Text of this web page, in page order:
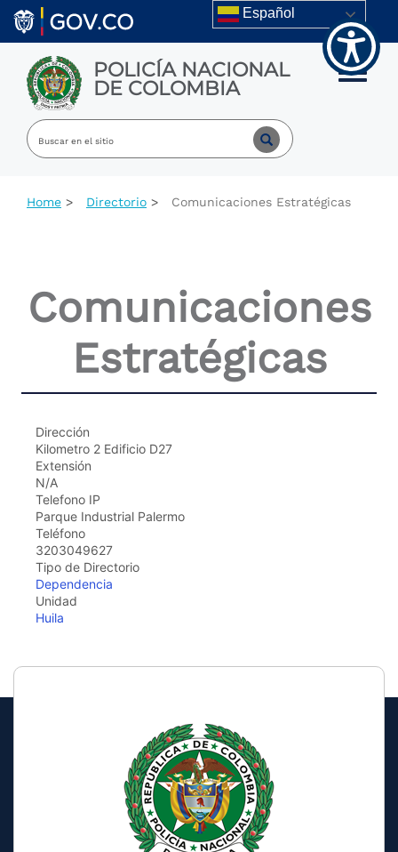
Skip to main content Español
POLICÍA NACIONAL
DE COLOMBIA Toggle
Home Directorio Comunicaciones Estratégicas
Comunicaciones
Estratégicas
Dirección
Kilometro 2 Edificio D27
Extensión
N/A
Telefono IP
Parque Industrial Palermo
Teléfono
3203049627
Tipo de Directorio
Dependencia
Unidad
Huila